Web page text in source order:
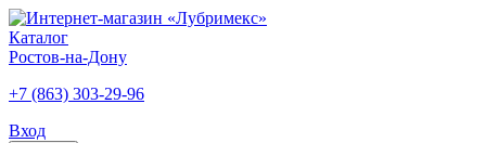
Каталог
Ростов-на-Дону
+7 (863) 303-29-96
Вход